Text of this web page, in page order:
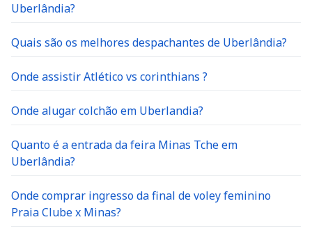
Uberlândia?
Quais são os melhores despachantes de Uberlândia?
Onde assistir Atlético vs corinthians ?
Onde alugar colchão em Uberlandia?
Quanto é a entrada da feira Minas Tche em
Uberlândia?
Onde comprar ingresso da final de voley feminino
Praia Clube x Minas?